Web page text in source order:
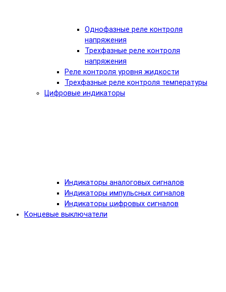
Однофазные реле контроля
напряжения
Трехфазные реле контроля
напряжения
Реле контроля уровня жидкости
Трехфазные реле контроля температуры
Цифровые индикаторы
Индикаторы аналоговых сигналов
Индикаторы импульсных сигналов
Индикаторы цифровых сигналов
Концевые выключатели